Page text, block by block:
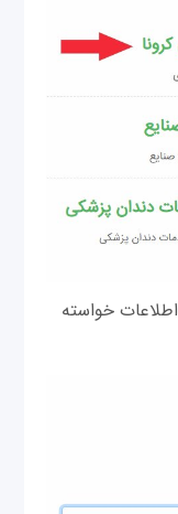
اطلاعات خواسته